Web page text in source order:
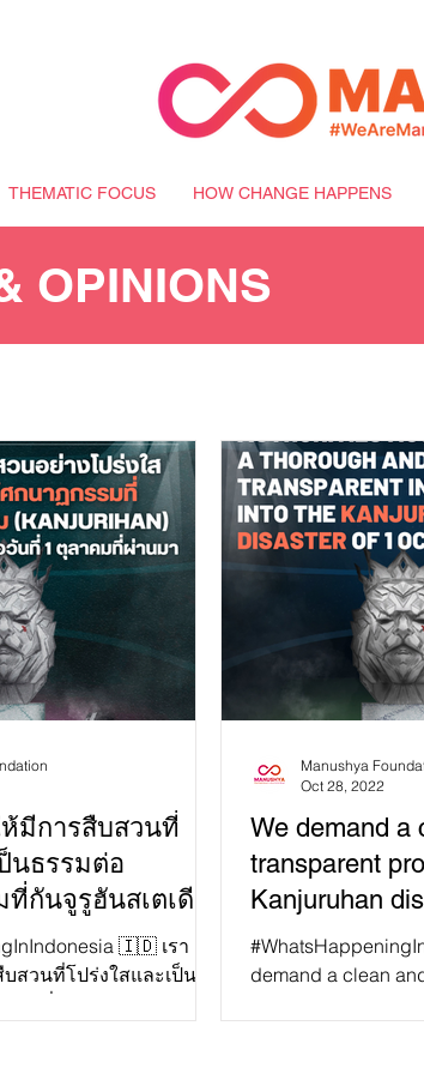
THEMATIC FOCUS HOW CHANGE HAPPENS
OPINIONS
ห้มีการสืบสวนที่
นธรรมต่อ
กันจูรูฮันสเตเดีย
🇮🇩 เรา
สวนที่โปร่งใสและเป็น
We demand a
transparent
Kanjuruhan
October!
demand a clean
Manushya
Oct 28, 2022